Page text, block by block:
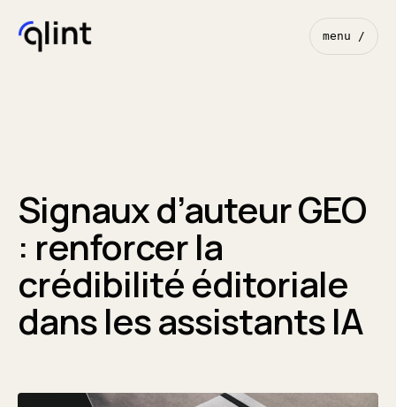
menu /
Signaux d’auteur GEO
: renforcer la
crédibilité éditoriale
dans les assistants IA